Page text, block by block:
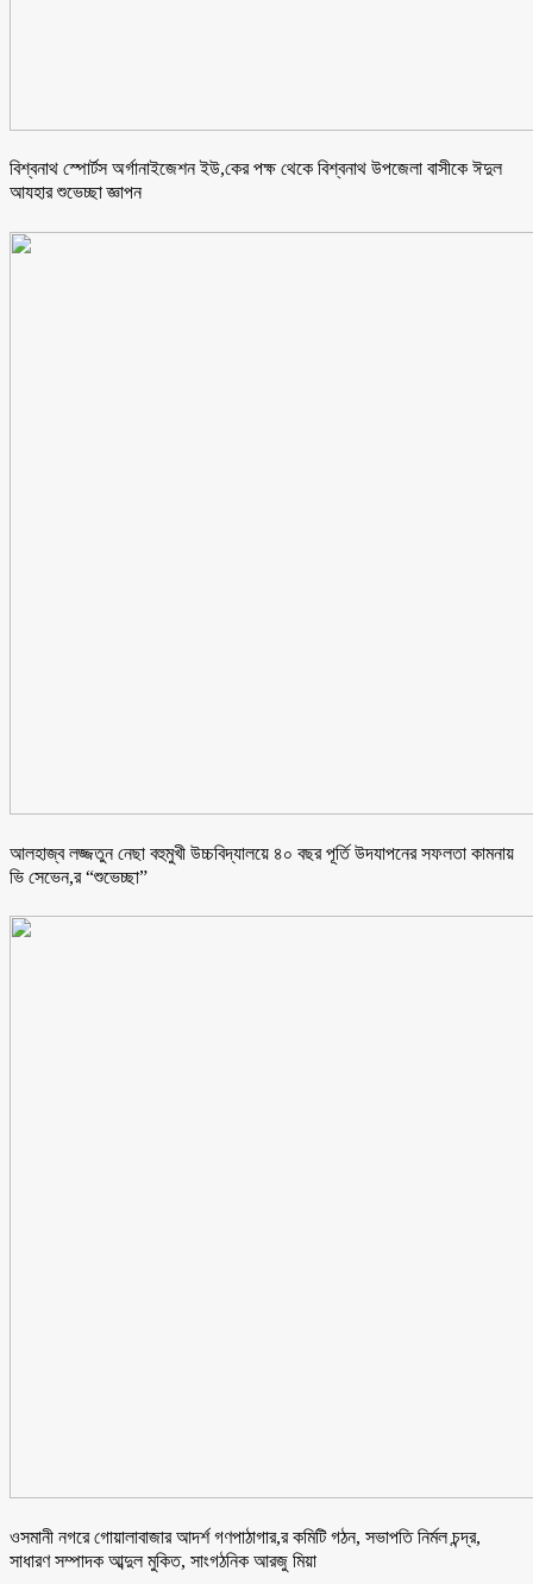
বিশ্বনাথ স্পোর্টস অর্গানাইজেশন ইউ,কের পক্ষ থেকে বিশ্বনাথ উপজেলা বাসীকে ঈদুল
আযহার শুভেচ্ছা জ্ঞাপন
আলহাজ্ব লজ্জতুন নেছা বহুমুখী উচ্চবিদ্যালয়ে ৪০ বছর পূর্তি উদযাপনের সফলতা কামনায়
ভি সেভেন,র “শুভেচ্ছা”
ওসমানী নগরে গোয়ালাবাজার আদর্শ গণপাঠাগার,র কমিটি গঠন, সভাপতি নির্মল চন্দ্র,
সাধারণ সম্পাদক আব্দুল মুকিত, সাংগঠনিক আরজু মিয়া